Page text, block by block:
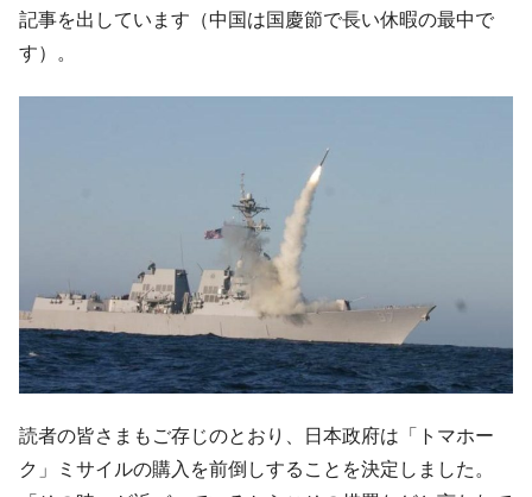
た ⇒ 国家が行った恐るべき株価操作であり、空前の国政壟
動」
中国だけが鉄鋼輸出を異常増加させる ⇒ 中
国の過剰生産が世界を蝕む。
韓国製造業「半導体絶好調」のウラで他業
種は全般的「不調」⇒ PSIが示す現況は決して良くない。
【米韓激突案件】韓国消費者院が『クーパ
ン』1人当たり賠償10万ウォンを認定 ⇒ 総額3兆7,000億
『Money1』 韓国で猛暑。南東部では干ばつ
『Money1』
韓国型イージス搭載の次世代駆逐艦
『Money1』
【対日本円】ウォン安が急進！ 日米の協調
に韓国がいっちょがみしたのでは。
記事を出しています（中国は国慶節で長い休暇の最中で
す）。
読者の皆さまもご存じのとおり、日本政府は「トマホー
ク」ミサイルの購入を前倒しすることを決定しました。